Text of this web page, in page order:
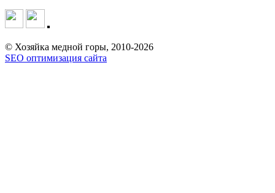
© Хозяйка медной горы, 2010-2026
SEO оптимизация сайта